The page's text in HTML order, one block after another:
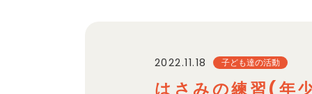
2022.11.18 子ども達の活動
はさみの練習(年